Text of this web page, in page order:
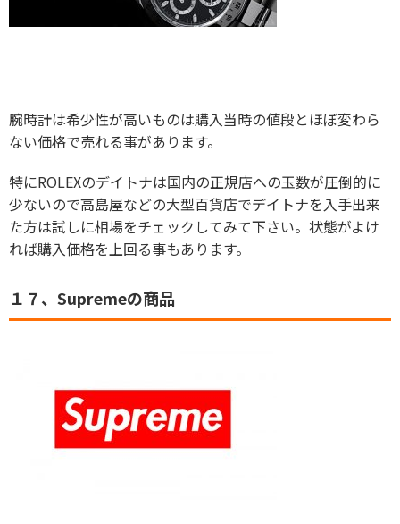
腕時計は希少性が高いものは購入当時の値段とほぼ変わら
ない価格で売れる事があります。
特にROLEXのデイトナは国内の正規店への玉数が圧倒的に
少ないので高島屋などの大型百貨店でデイトナを入手出来
た方は試しに相場をチェックしてみて下さい。状態がよけ
れば購入価格を上回る事もあります。
１７、Supremeの商品